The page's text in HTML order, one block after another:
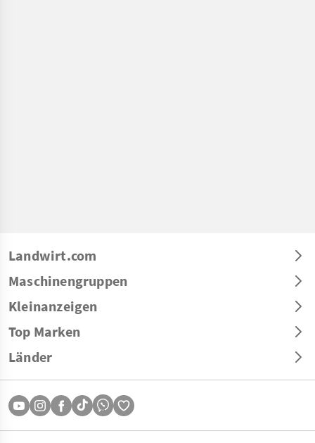
Landwirt.com
Maschinengruppen
Kleinanzeigen
Top Marken
Länder